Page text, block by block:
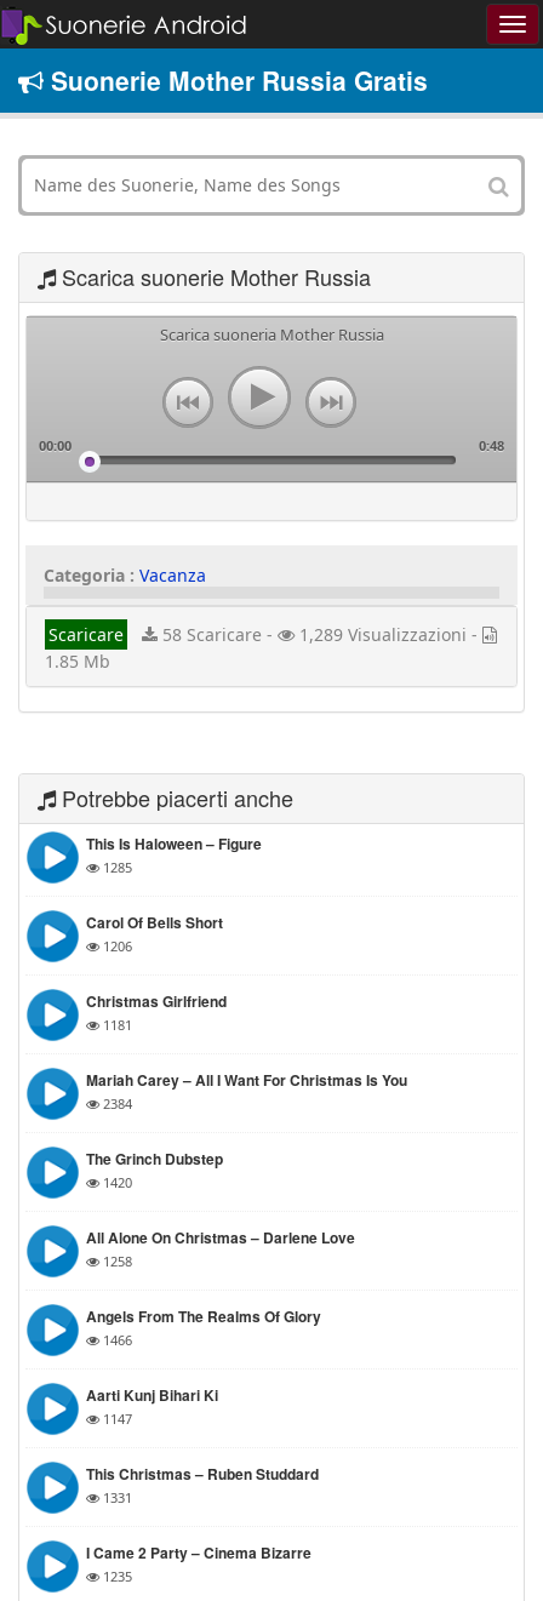
Suonerie Mother Russia Gratis
Scarica suonerie Mother Russia
Scarica suoneria Mother Russia
00:00 0:48
Categoria : Vacanza
Scaricare 58 Scaricare -
1,289 Visualizzazioni -
1.85 Mb
Potrebbe piacerti anche
This Is Haloween – Figure
1285
Carol Of Bells Short
1206
Christmas Girlfriend
1181
Mariah Carey – All I Want For Christmas Is You
2384
The Grinch Dubstep
1420
All Alone On Christmas – Darlene Love
1258
Angels From The Realms Of Glory
1466
Aarti Kunj Bihari Ki
1147
This Christmas – Ruben Studdard
1331
I Came 2 Party – Cinema Bizarre
1235